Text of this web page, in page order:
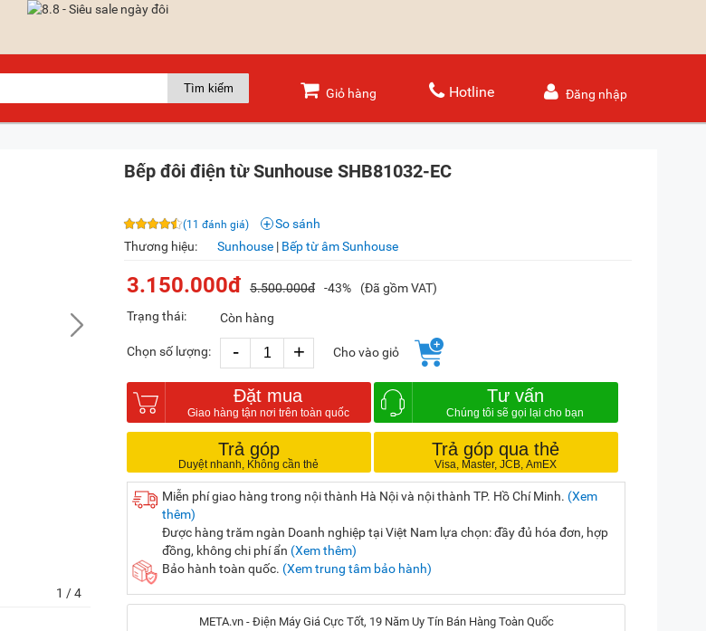
Giỏ hàng Hotline Đăng nhập
1 / 4
Bếp đôi điện từ Sunhouse SHB81032-EC
(11 đánh giá)
So sánh
Thương hiệu:
Sunhouse | Bếp từ âm Sunhouse
3.150.000đ 5.500.000đ -43%
(Đã gồm VAT)
Trạng thái:
Còn hàng
Chọn số lượng: - + Cho vào giỏ
Đặt mua Tư vấn
Trả góp Trả góp qua thẻ
Miễn phí giao hàng trong nội thành Hà Nội và nội thành TP. Hồ Chí Minh. (Xem
thêm)
Được hàng trăm ngàn Doanh nghiệp tại Việt Nam lựa chọn: đầy đủ hóa đơn, hợp
đồng, không chi phí ẩn (Xem thêm)
Bảo hành toàn quốc. (Xem trung tâm bảo hành)
META.vn - Điện Máy Giá Cực Tốt, 19 Năm Uy Tín Bán Hàng Toàn Quốc